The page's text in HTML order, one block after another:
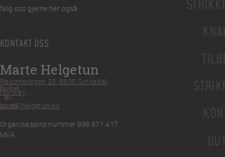
følg oss gjerne her også.
KONTAKT OSS
Marte Helgetun
Røssmovegen 23, 6650 Surnadal,
Norway
post@helgetun.no
Organisasjons nummer 998 871 417
MVA
av